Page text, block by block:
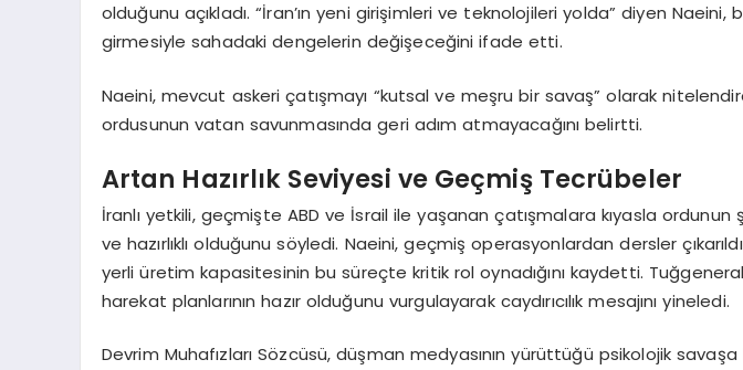
olduğunu açıkladı. “İran’ın yeni girişimleri ve teknolojileri yolda” diyen Naeini,
girmesiyle sahadaki dengelerin değişeceğini ifade etti.
Naeini, mevcut askeri çatışmayı “kutsal ve meşru bir savaş” olarak
ordusunun vatan savunmasında geri adım atmayacağını belirtti.
Artan Hazırlık Seviyesi ve Geçmiş Tecrübeler
İranlı yetkili, geçmişte ABD ve İsrail ile yaşanan çatışmalara kıyasla ordunun
ve hazırlıklı olduğunu söyledi. Naeini, geçmiş operasyonlardan dersler
yerli üretim kapasitesinin bu süreçte kritik rol oynadığını kaydetti. Tuğgeneral,
harekat planlarının hazır olduğunu vurgulayarak caydırıcılık mesajını yineledi.
Devrim Muhafızları Sözcüsü, düşman medyasının yürüttüğü psikolojik savaşa